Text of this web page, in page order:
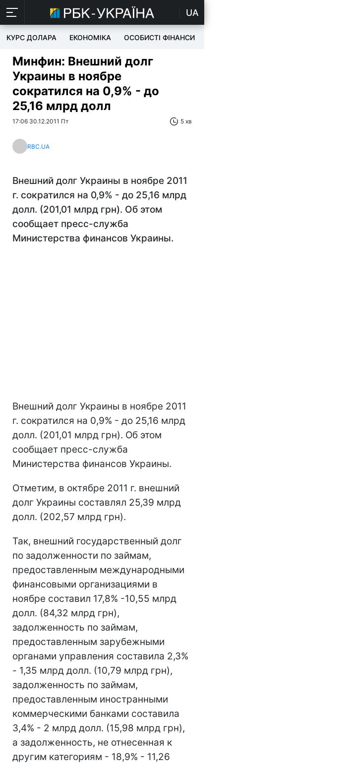
UA
КУРС ДОЛАРА ЕКОНОМІКА ОСОБИСТІ ФІНАНСИ
Минфин: Внешний долг
Украины в ноябре
сократился на 0,9% - до
25,16 млрд долл
17:06 30.12.2011 Пт 5 хв
RBC.UA
Внешний долг Украины в ноябре 2011
г. сократился на 0,9% - до 25,16 млрд
долл. (201,01 млрд грн). Об этом
сообщает пресс-служба
Министерства финансов Украины.
Внешний долг Украины в ноябре 2011
г. сократился на 0,9% - до 25,16 млрд
долл. (201,01 млрд грн). Об этом
сообщает пресс-служба
Министерства финансов Украины.
Отметим, в октябре 2011 г. внешний
долг Украины составлял 25,39 млрд
долл. (202,57 млрд грн).
Так, внешний государственный долг
по задолженности по займам,
предоставленным международными
финансовыми организациями в
ноябре составил 17,8% -10,55 млрд
долл. (84,32 млрд грн),
задолженность по займам,
предоставленным зарубежными
органами управления составила 2,3%
- 1,35 млрд долл. (10,79 млрд грн),
задолженность по займам,
предоставленным иностранными
коммерческими банками составила
3,4% - 2 млрд долл. (15,98 млрд грн),
а задолженность, не отнесенная к
другим категориям - 18,9% - 11,26